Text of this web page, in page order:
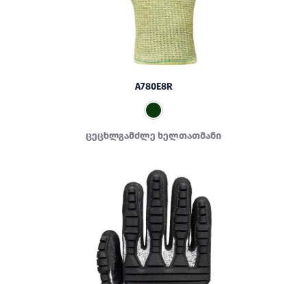
A780E8R
ცეცხლგამძლე ხელთათმანი